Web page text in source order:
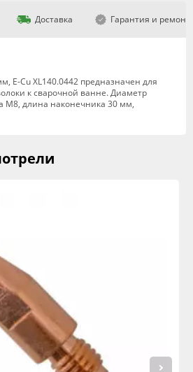
Доставка Гарантия и ремонт
E-Cu XL140.0442 предназначен для
к сварочной ванне. Диаметр
М8, длина наконечника 30 мм,